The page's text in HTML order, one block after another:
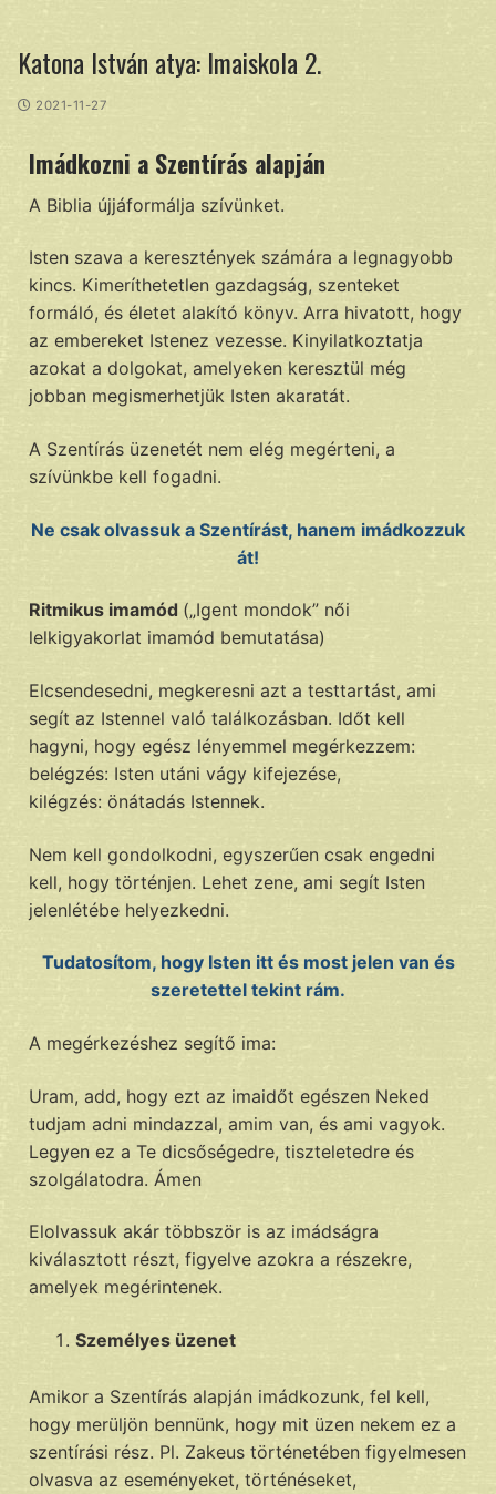
Katona István atya: Imaiskola 2.
2021-11-27
Imádkozni a Szentírás alapján
A Biblia újjáformálja szívünket.
Isten szava a keresztények számára a legnagyobb
kincs. Kimeríthetetlen gazdagság, szenteket
formáló, és életet alakító könyv. Arra hivatott, hogy
az embereket Istenez vezesse. Kinyilatkoztatja
azokat a dolgokat, amelyeken keresztül még
jobban megismerhetjük Isten akaratát.
A Szentírás üzenetét nem elég megérteni, a
szívünkbe kell fogadni.
Ne csak olvassuk a Szentírást, hanem imádkozzuk
át!
Ritmikus imamód („Igent mondok” női
lelkigyakorlat imamód bemutatása)
Elcsendesedni, megkeresni azt a testtartást, ami
segít az Istennel való találkozásban. Időt kell
hagyni, hogy egész lényemmel megérkezzem:
belégzés: Isten utáni vágy kifejezése,
kilégzés: önátadás Istennek.
Nem kell gondolkodni, egyszerűen csak engedni
kell, hogy történjen. Lehet zene, ami segít Isten
jelenlétébe helyezkedni.
Tudatosítom, hogy Isten itt és most jelen van és
szeretettel tekint rám.
A megérkezéshez segítő ima:
Uram, add, hogy ezt az imaidőt egészen Neked
tudjam adni mindazzal, amim van, és ami vagyok.
Legyen ez a Te dicsőségedre, tiszteletedre és
szolgálatodra. Ámen
Elolvassuk akár többször is az imádságra
kiválasztott részt, figyelve azokra a részekre,
amelyek megérintenek.
Személyes üzenet
Amikor a Szentírás alapján imádkozunk, fel kell,
hogy merüljön bennünk, hogy mit üzen nekem ez a
szentírási rész. Pl. Zakeus történetében figyelmesen
olvasva az eseményeket, történéseket,